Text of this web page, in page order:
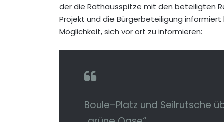
der die Rathausspitze mit den beteiligten
Projekt und die Bürgerbeteiligung
Möglichkeit, sich vor ort zu informieren:
Boule-Platz und Seilrutsche